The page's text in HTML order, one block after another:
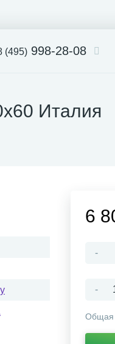
(495) 998-28-08
Италия
6
-
-
Общая